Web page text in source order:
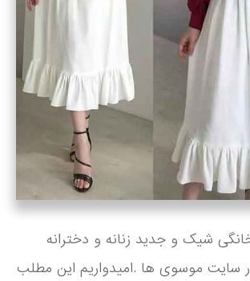
شیک و جدید زنانه و دخترانه
سایت موسوی ها .امیدواریم این مطلب